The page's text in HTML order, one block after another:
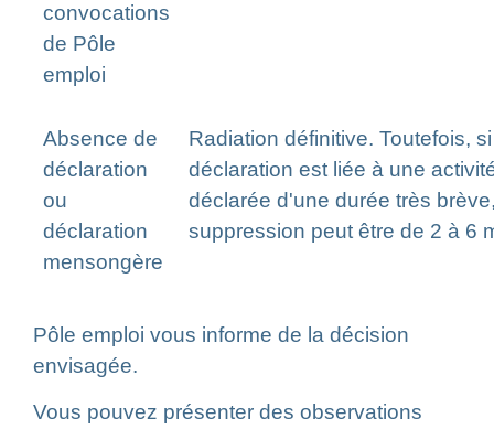
convocations
de Pôle
emploi
Absence de
déclaration
ou
déclaration
mensongère
Radiation définitive. Toutefois,
déclaration est liée à une
déclarée d'une durée très
suppression peut être de 2 à 6
Pôle emploi vous informe de la décision
envisagée.
Vous pouvez présenter des observations